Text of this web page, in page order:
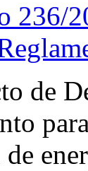
236/
de